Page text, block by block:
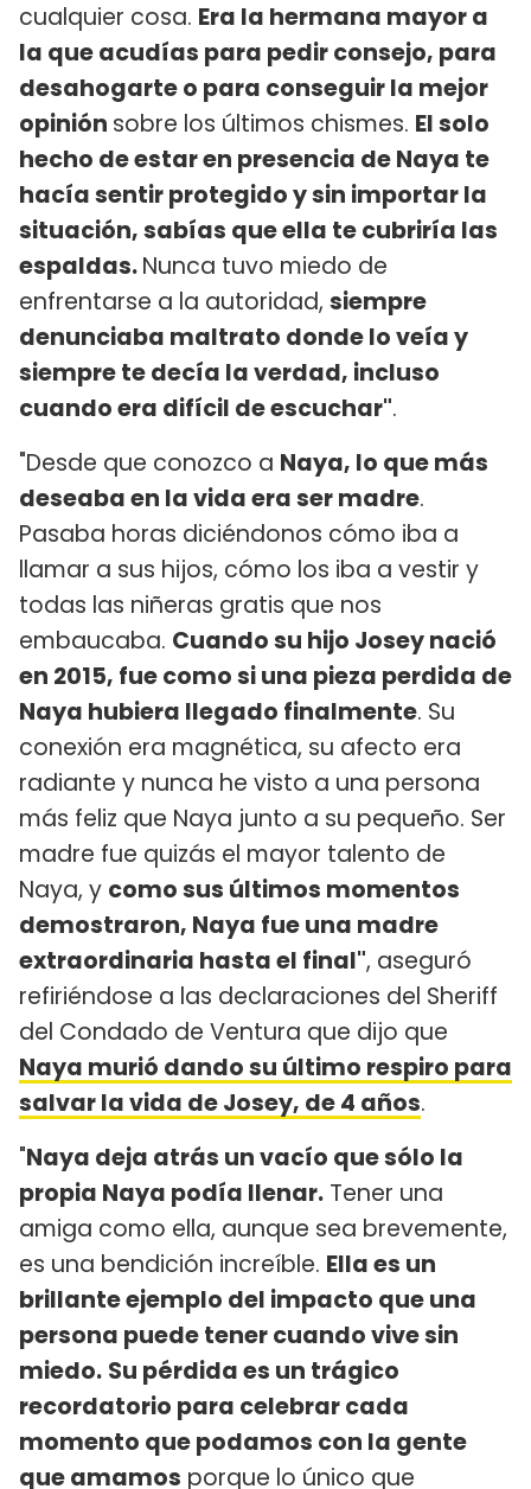
cualquier cosa. Era la hermana mayor a
la que acudías para pedir consejo, para
desahogarte o para conseguir la mejor
opinión sobre los últimos chismes. El solo
hecho de estar en presencia de Naya te
hacía sentir protegido y sin importar la
situación, sabías que ella te cubriría las
espaldas.Nunca tuvo miedo de
enfrentarse a la autoridad, siempre
denunciaba maltrato donde lo veía y
siempre te decía la verdad, incluso
cuando era difícil de escuchar".
"Desde que conozco a Naya, lo que más
deseaba en la vida era ser madre.
Pasaba horas diciéndonos cómo iba a
llamar a sus hijos, cómo los iba a vestir y
todas las niñeras gratis que nos
embaucaba. Cuando su hijo Josey nació
en 2015, fue como si una pieza perdida de
Naya hubiera llegado finalmente. Su
conexión era magnética, su afecto era
radiante y nunca he visto a una persona
más feliz que Naya junto a su pequeño. Ser
madre fue quizás el mayor talento de
Naya, y como sus últimos momentos
demostraron, Naya fue una madre
extraordinaria hasta el final", aseguró
refiriéndose a las declaraciones del Sheriff
del Condado de Ventura que dijo que
Naya murió dando su último respiro para
salvar la vida de Josey, de 4 años.
"Naya deja atrás un vacío que sólo la
propia Naya podía llenar. Tener una
amiga como ella, aunque sea brevemente,
es una bendición increíble. Ella es un
brillante ejemplo del impacto que una
persona puede tener cuando vive sin
miedo. Su pérdida es un trágico
recordatorio para celebrar cada
momento que podamos con la gente
que amamos porque lo único que